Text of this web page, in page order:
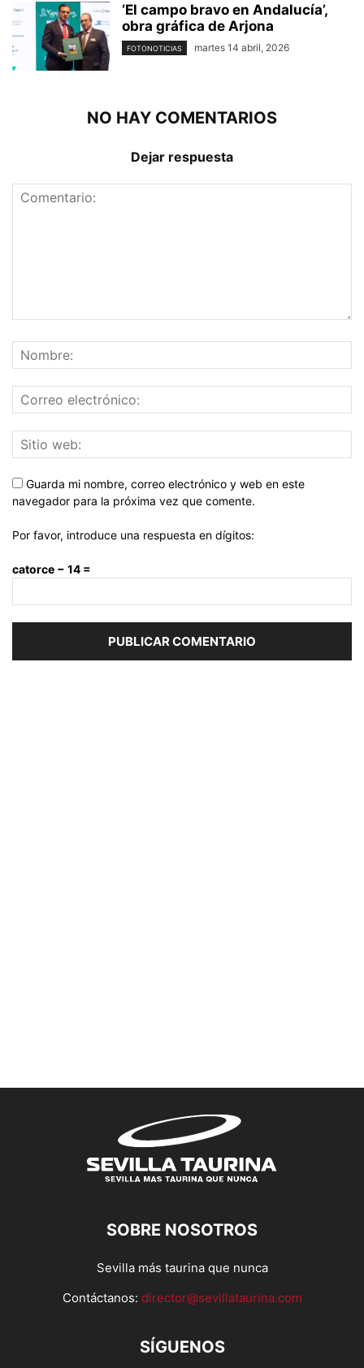
‘El campo bravo en Andalucía’,
obra gráfica de Arjona
FOTONOTICIAS martes 14 abril, 2026
NO HAY COMENTARIOS
Dejar respuesta
Guarda mi nombre, correo electrónico y web en este
navegador para la próxima vez que comente.
Por favor, introduce una respuesta en dígitos:
catorce − 14 =
SOBRE NOSOTROS
Sevilla más taurina que nunca
Contáctanos: director@sevillataurina.com
SÍGUENOS